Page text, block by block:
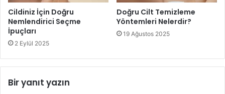
Cildiniz İçin Doğru
Nemlendirici Seçme
İpuçları
2 Eylül 2025
Doğru Cilt Temizleme
Yöntemleri Nelerdir?
19 Ağustos 2025
Bir yanıt yazın